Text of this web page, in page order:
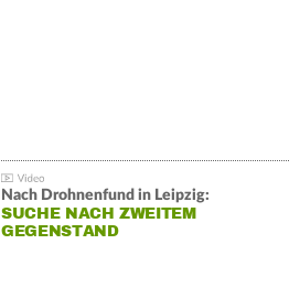
Nach Drohnenfund in Leipzig:
SUCHE NACH ZWEITEM
GEGENSTAND